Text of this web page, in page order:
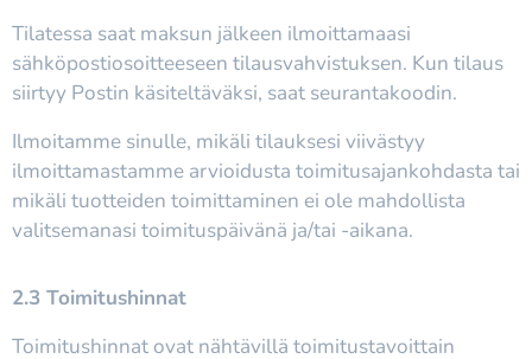
Tilatessa saat maksun jälkeen ilmoittamaasi
sähköpostiosoitteeseen tilausvahvistuksen. Kun tilaus
siirtyy Postin käsiteltäväksi, saat seurantakoodin.
Ilmoitamme sinulle, mikäli tilauksesi viivästyy
ilmoittamastamme arvioidusta toimitusajankohdasta tai
mikäli tuotteiden toimittaminen ei ole mahdollista
valitsemanasi toimituspäivänä ja/tai -aikana.
2.3 Toimitushinnat
Toimitushinnat ovat nähtävillä toimitustavoittain